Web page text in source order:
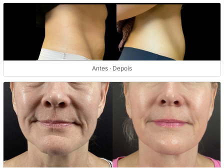
Antes · Depois